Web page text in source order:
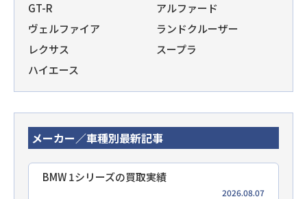
GT-R
アルファード
ヴェルファイア
ランドクルーザー
レクサス
スープラ
ハイエース
メーカー／車種別最新記事
BMW 1シリーズの買取実績
2026.08.07